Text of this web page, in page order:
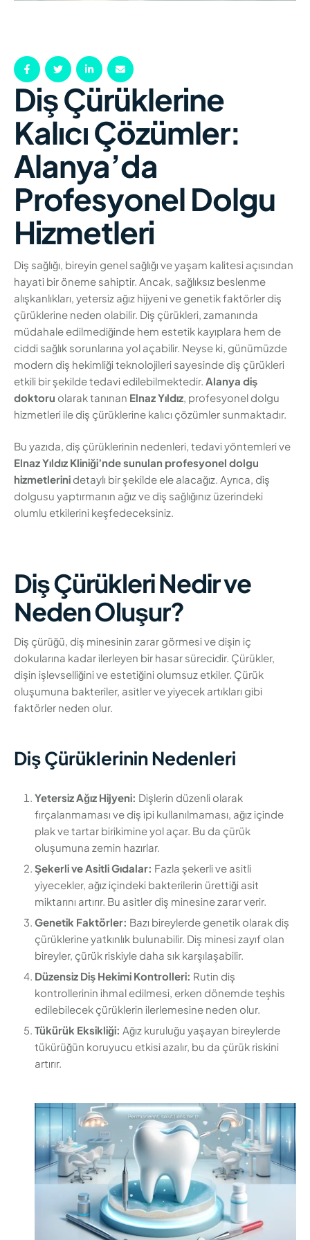
Diş Çürüklerine
Kalıcı Çözümler:
Alanya’da
Profesyonel Dolgu
Hizmetleri
Diş sağlığı, bireyin genel sağlığı ve yaşam kalitesi açısından
hayati bir öneme sahiptir. Ancak, sağlıksız beslenme
alışkanlıkları, yetersiz ağız hijyeni ve genetik faktörler diş
çürüklerine neden olabilir. Diş çürükleri, zamanında
müdahale edilmediğinde hem estetik kayıplara hem de
ciddi sağlık sorunlarına yol açabilir. Neyse ki, günümüzde
modern diş hekimliği teknolojileri sayesinde diş çürükleri
etkili bir şekilde tedavi edilebilmektedir. Alanya diş
doktoru olarak tanınan Elnaz Yıldız , profesyonel dolgu
hizmetleri ile diş çürüklerine kalıcı çözümler sunmaktadır.
Bu yazıda, diş çürüklerinin nedenleri, tedavi yöntemleri ve
Elnaz Yıldız Kliniği’nde sunulan profesyonel dolgu
hizmetlerini detaylı bir şekilde ele alacağız. Ayrıca, diş
dolgusu yaptırmanın ağız ve diş sağlığınız üzerindeki
olumlu etkilerini keşfedeceksiniz.
Diş Çürükleri Nedir ve
Neden Oluşur?
Diş çürüğü, diş minesinin zarar görmesi ve dişin iç
dokularına kadar ilerleyen bir hasar sürecidir. Çürükler,
dişin işlevselliğini ve estetiğini olumsuz etkiler. Çürük
oluşumuna bakteriler, asitler ve yiyecek artıkları gibi
faktörler neden olur.
Diş Çürüklerinin Nedenleri
Yetersiz Ağız Hijyeni: Dişlerin düzenli olarak
fırçalanmaması ve diş ipi kullanılmaması, ağız içinde
plak ve tartar birikimine yol açar. Bu da çürük
oluşumuna zemin hazırlar.
Şekerli ve Asitli Gıdalar: Fazla şekerli ve asitli
yiyecekler, ağız içindeki bakterilerin ürettiği asit
miktarını artırır. Bu asitler diş minesine zarar verir.
Genetik Faktörler: Bazı bireylerde genetik olarak diş
çürüklerine yatkınlık bulunabilir. Diş minesi zayıf olan
bireyler, çürük riskiyle daha sık karşılaşabilir.
Düzensiz Diş Hekimi Kontrolleri: Rutin diş
kontrollerinin ihmal edilmesi, erken dönemde teşhis
edilebilecek çürüklerin ilerlemesine neden olur.
Tükürük Eksikliği: Ağız kuruluğu yaşayan bireylerde
tükürüğün koruyucu etkisi azalır, bu da çürük riskini
artırır.